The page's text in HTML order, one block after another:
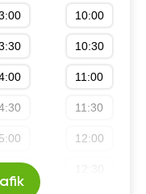
10:00
10:30
11:00
11:30
12:00